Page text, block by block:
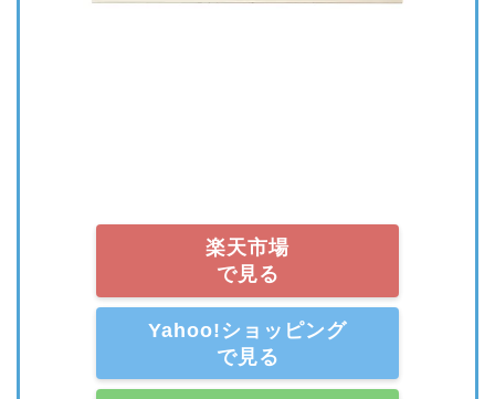
楽天市場
で見る
Yahoo!ショッピング
で見る